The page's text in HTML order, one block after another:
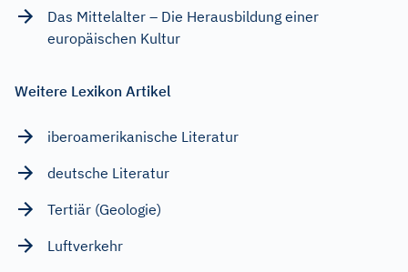
Das Mittelalter – Die Herausbildung einer
europäischen Kultur
Weitere Lexikon Artikel
iberoamerikanische Literatur
deutsche Literatur
Tertiär (Geologie)
Luftverkehr